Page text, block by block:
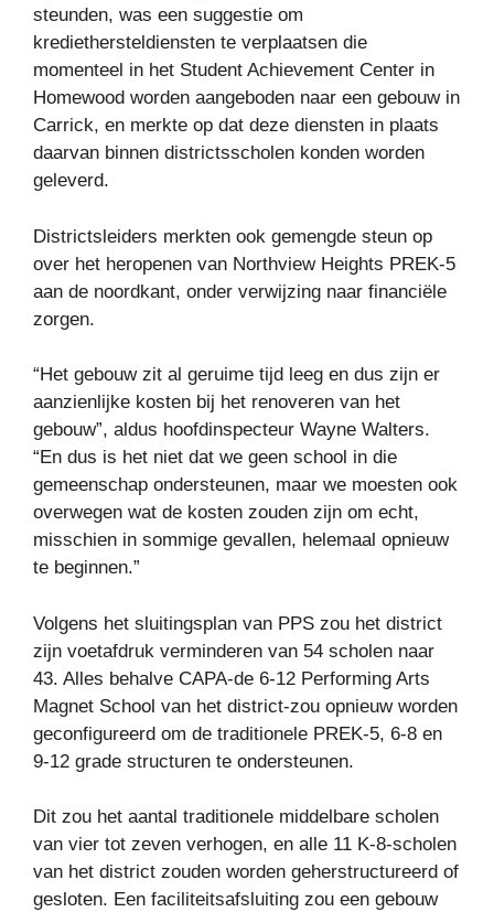
steunden, was een suggestie om
krediethersteldiensten te verplaatsen die
momenteel in het Student Achievement Center in
Homewood worden aangeboden naar een gebouw in
Carrick, en merkte op dat deze diensten in plaats
daarvan binnen districtsscholen konden worden
geleverd.
Districtsleiders merkten ook gemengde steun op
over het heropenen van Northview Heights PREK-5
aan de noordkant, onder verwijzing naar financiële
zorgen.
“Het gebouw zit al geruime tijd leeg en dus zijn er
aanzienlijke kosten bij het renoveren van het
gebouw”, aldus hoofdinspecteur Wayne Walters.
“En dus is het niet dat we geen school in die
gemeenschap ondersteunen, maar we moesten ook
overwegen wat de kosten zouden zijn om echt,
misschien in sommige gevallen, helemaal opnieuw
te beginnen.”
Volgens het sluitingsplan van PPS zou het district
zijn voetafdruk verminderen van 54 scholen naar
43. Alles behalve CAPA-de 6-12 Performing Arts
Magnet School van het district-zou opnieuw worden
geconfigureerd om de traditionele PREK-5, 6-8 en
9-12 grade structuren te ondersteunen.
Dit zou het aantal traditionele middelbare scholen
van vier tot zeven verhogen, en alle 11 K-8-scholen
van het district zouden worden geherstructureerd of
gesloten. Een faciliteitsafsluiting zou een gebouw